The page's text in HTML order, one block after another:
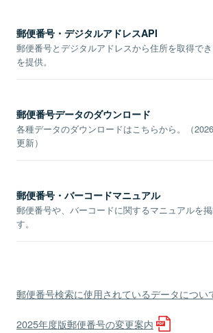
郵便番号・デジタルアドレスAPI
郵便番号とデジタルアドレスから住所を取得で
を提供。
郵便番号データのダウンロード
各種データのダウンロードはこちらから。（
更新）
郵便番号・バーコードマニュアル
郵便番号や、バーコードに関するマニュアルを
す。
郵便番号検索に使用されているデータについ
2025年度版郵便番号の変更案内